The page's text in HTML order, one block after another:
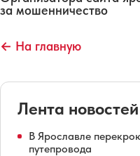
за мошенничество
← На главную
Лента новостей
В Ярославле
путепровода